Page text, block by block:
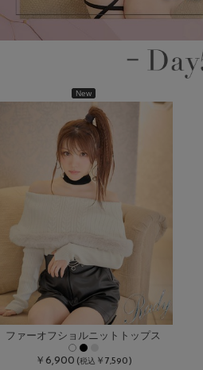
New
ファーオフショルニットトップス
￥6,900 (税込 ￥7,590)